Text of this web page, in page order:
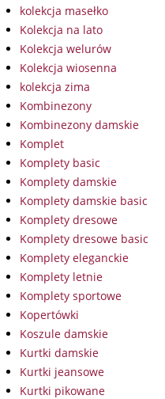
kolekcja masełko
Kolekcja na lato
Kolekcja welurów
Kolekcja wiosenna
kolekcja zima
Kombinezony
Kombinezony damskie
Komplet
Komplety basic
Komplety damskie
Komplety damskie basic
Komplety dresowe
Komplety dresowe basic
Komplety eleganckie
Komplety letnie
Komplety sportowe
Kopertówki
Koszule damskie
Kurtki damskie
Kurtki jeansowe
Kurtki pikowane